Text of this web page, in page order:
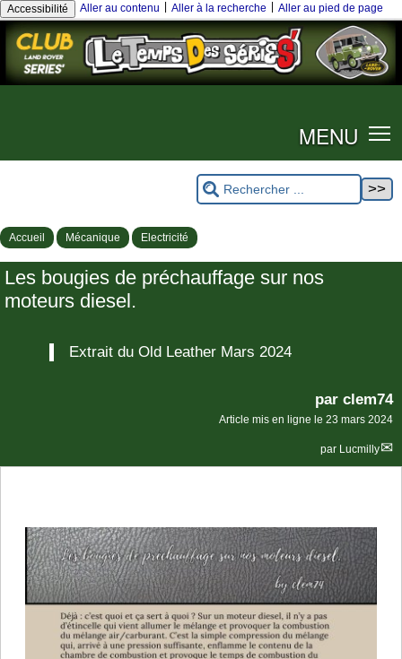
Accessibilité Aller au contenu Aller à la recherche Aller au pied de page
MENU
Accueil Mécanique Electricité
Les bougies de préchauffage sur nos
moteurs diesel.
Extrait du Old Leather Mars 2024
par clem74
Article mis en ligne le 23 mars 2024
par Lucmilly